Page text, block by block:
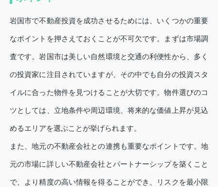
岩国市で不動産投資を成功させるためには、いくつかの重要
なポイントを押さえておくことが不可欠です。まずは市場調
査です。岩国市は美しい自然環境と交通の利便性から、多く
の投資家に注目されていますが、その中でも自分の投資スタ
イルに合った物件を見つけることが大切です。物件選びのコ
ツとしては、立地条件や周辺環境、将来的な価値上昇が見込
めるエリアを選ぶことが挙げられます。
また、地元の不動産会社との連携も重要なポイントです。地
元の市場に詳しい不動産会社とパートナーシップを築くこと
で、より精度の高い情報を得ることができ、リスクを最小限